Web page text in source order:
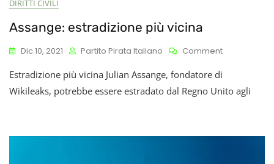
DIRITTI CIVILI
Assange: estradizione più vicina
Dic 10, 2021 Partito Pirata Italiano CommentOn
Più
Vicina
Estradizione più vicina Julian Assange, fondatore di
Wikileaks, potrebbe essere estradato dal Regno Unito agli